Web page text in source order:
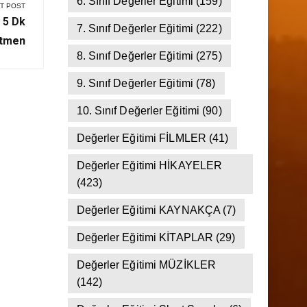
Dk
6. Sınıf Değerler Eğitimi (159)
7. Sınıf Değerler Eğitimi (222)
8. Sınıf Değerler Eğitimi (275)
9. Sınıf Değerler Eğitimi(78)
10. Sınıf Değerler Eğitimi(90)
Değerler Eğitimi FİLMLER (41)
Değerler Eğitimi HİKAYELER
(423)
Değerler Eğitimi KAYNAKÇA(7)
Değerler Eğitimi KİTAPLAR(29)
Değerler Eğitimi MÜZİKLER